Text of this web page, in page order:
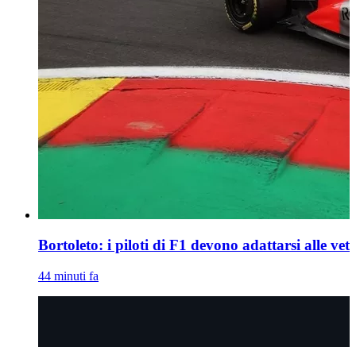
Bortoleto: i piloti di F1 devono adattarsi alle
44 minuti fa